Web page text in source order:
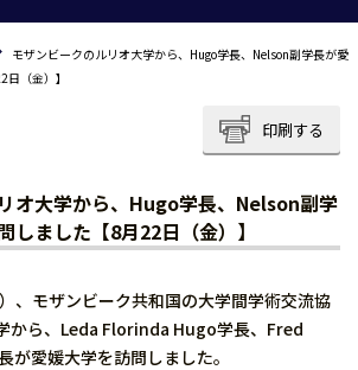
モザンビークのルリオ大学から、Hugo学長、Nelson副学長が愛
（金）】
印刷する
オ大学から、Hugo学長、Nelson副学
しました【8月22日（金）】
、モザンビーク共和国の大学間学術交流協
から、Leda Florinda Hugo学長、Fred
愛媛大学を訪問しました。